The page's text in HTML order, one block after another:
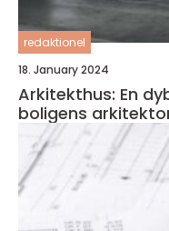
redaktionel
18. January 2024
Arkitekthus: En
boligens